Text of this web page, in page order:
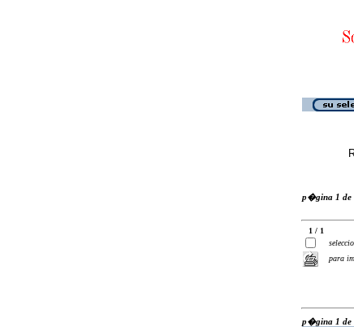
p�gina 1 de
1 / 1
para
p�gina 1 de